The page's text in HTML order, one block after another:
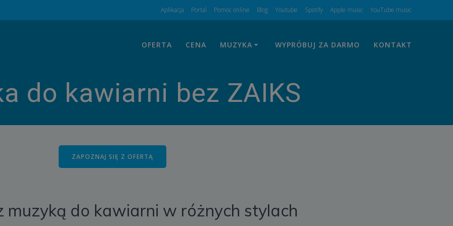
Aplikacja Portal Pomoc online Blog Youtube Spotify Apple music YouTube music
OFERTA CENA MUZYKA WYPRÓBUJ ZA DARMO KONTAKT
do kawiarni bez ZAIKS
ZAPOZNAJ SIĘ Z OFERTĄ
muzyką do kawiarni w różnych stylach